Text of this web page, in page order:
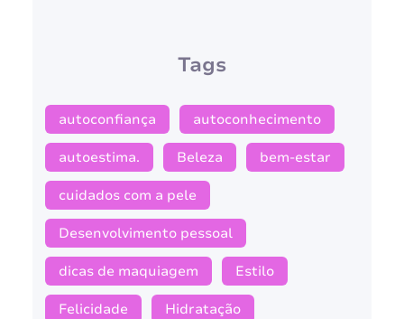
Tags
autoconfiança autoconhecimento
autoestima. Beleza bem-estar
cuidados com a pele
Desenvolvimento pessoal
dicas de maquiagem Estilo
Felicidade Hidratação